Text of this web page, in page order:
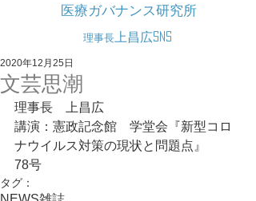
医療ガバナンス研究所
理事長 上昌広SNS
文芸思潮
2020年12月25日
理事長　上昌広
講演：憲政記念館　学堂会『新型コロ
ナウイルス対策の現状と問題点』
78号
タグ：